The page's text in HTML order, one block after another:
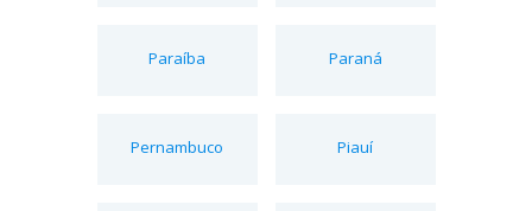
Paraíba Paraná
Pernambuco Piauí